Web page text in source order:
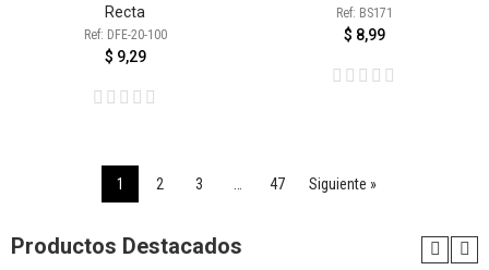
Recta
Ref: DFE-20-100
$ 9,29
Ref: BS171
$ 8,99
1 2 3 47 Siguiente »
Productos Destacados